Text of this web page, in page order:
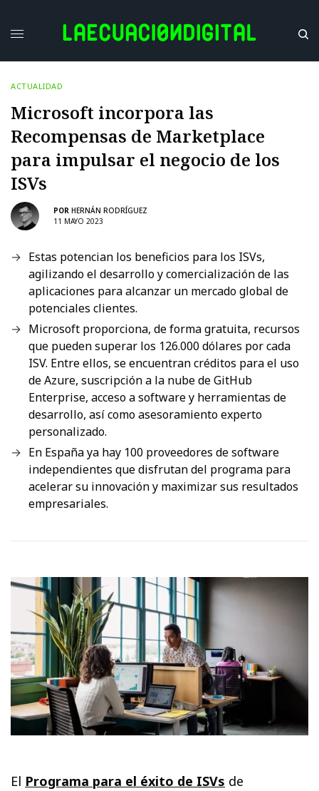
ACTUALIDAD
Microsoft incorpora las
Recompensas de Marketplace
para impulsar el negocio de los
ISVs
POR HERNÁN RODRÍGUEZ
11 MAYO 2023
Estas potencian los beneficios para los ISVs,
agilizando el desarrollo y comercialización de las
aplicaciones para alcanzar un mercado global de
potenciales clientes.
Microsoft proporciona, de forma gratuita, recursos
que pueden superar los 126.000 dólares por cada
ISV. Entre ellos, se encuentran créditos para el uso
de Azure, suscripción a la nube de GitHub
Enterprise, acceso a software y herramientas de
desarrollo, así como asesoramiento experto
personalizado.
En España ya hay 100 proveedores de software
independientes que disfrutan del programa para
acelerar su innovación y maximizar sus resultados
empresariales.
El Programa para el éxito de ISVs de